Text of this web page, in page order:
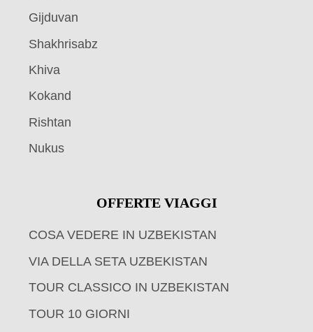
Gijduvan
Shakhrisabz
Khiva
Kokand
Rishtan
Nukus
OFFERTE VIAGGI
COSA VEDERE IN UZBEKISTAN
VIA DELLA SETA UZBEKISTAN
TOUR CLASSICO IN UZBEKISTAN
TOUR 10 GIORNI